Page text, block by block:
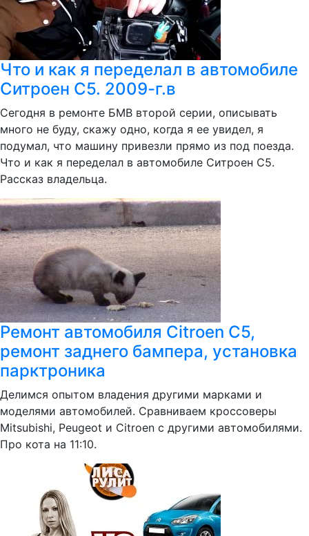
Что и как я переделал в автомобиле
Ситроен С5. 2009-г.в
Сегодня в ремонте БМВ второй серии, описывать
много не буду, скажу одно, когда я ее увидел, я
подумал, что машину привезли прямо из под поезда.
Что и как я переделал в автомобиле Ситроен С5.
Рассказ владельца.
Ремонт автомобиля Citroen C5,
ремонт заднего бампера, установка
парктроника
Делимся опытом владения другими марками и
моделями автомобилей. Сравниваем кроссоверы
Mitsubishi, Peugeot и Citroen с другими автомобилями.
Про кота на 11:10.